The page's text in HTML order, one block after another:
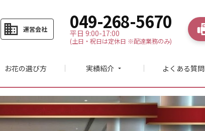
business 運営会社 049-268-5670
平日 9:00-17:00
(土日・祝日は定休日 ※配達業務のみ)
お花の選び方 実績紹介 arrow_drop_down よくある質問